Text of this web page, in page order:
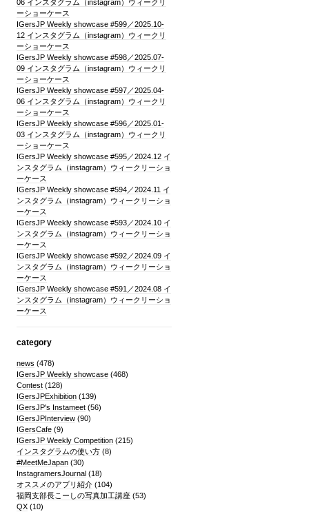
06 インスタグラム（instagram）ウィークリ
ーショーケース
IGersJP Weekly showcase #599／2025.10-
12 インスタグラム（instagram）ウィークリ
ーショーケース
IGersJP Weekly showcase #598／2025.07-
09 インスタグラム（instagram）ウィークリ
ーショーケース
IGersJP Weekly showcase #597／2025.04-
06 インスタグラム（instagram）ウィークリ
ーショーケース
IGersJP Weekly showcase #596／2025.01-
03 インスタグラム（instagram）ウィークリ
ーショーケース
IGersJP Weekly showcase #595／2024.12 イ
ンスタグラム（instagram）ウィークリーショ
ーケース
IGersJP Weekly showcase #594／2024.11 イ
ンスタグラム（instagram）ウィークリーショ
ーケース
IGersJP Weekly showcase #593／2024.10 イ
ンスタグラム（instagram）ウィークリーショ
ーケース
IGersJP Weekly showcase #592／2024.09 イ
ンスタグラム（instagram）ウィークリーショ
ーケース
IGersJP Weekly showcase #591／2024.08 イ
ンスタグラム（instagram）ウィークリーショ
ーケース
category
news (478)
IGersJP Weekly showcase(468)
Contest(128)
IGersJPExhibition(139)
IGersJP's Instameet(56)
IGersJPInterview(90)
IGersCafe(9)
IGersJP Weekly Competition(215)
インスタグラムの使い方(8)
#MeetMeJapan(30)
InstagramersJournal(18)
オススメのアプリ紹介(104)
福岡支部長こーしの写真加工講座(53)
QX(10)